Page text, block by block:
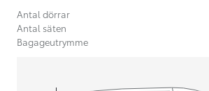
Antal dörrar
Antal säten
Bagageutrymme